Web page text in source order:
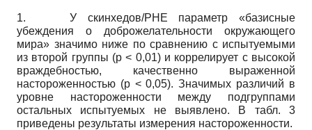
1. У скинхедов/РНЕ параметр «базисные
убеждения о доброжелательности окружающего
мира» значимо ниже по сравнению с испытуемыми
из второй группы (р < 0,01) и коррелирует с высокой
враждебностью, качественно выраженной
настороженностью (р < 0,05). Значимых различий в
уровне настороженности между подгруппами
остальных испытуемых не выявлено. В табл. 3
приведены результаты измерения настороженности.